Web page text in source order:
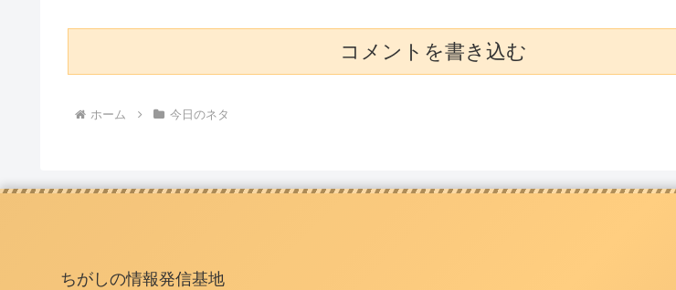
コメントを書き込む
ホーム 今日のネタ
ちがしの情報発信基地